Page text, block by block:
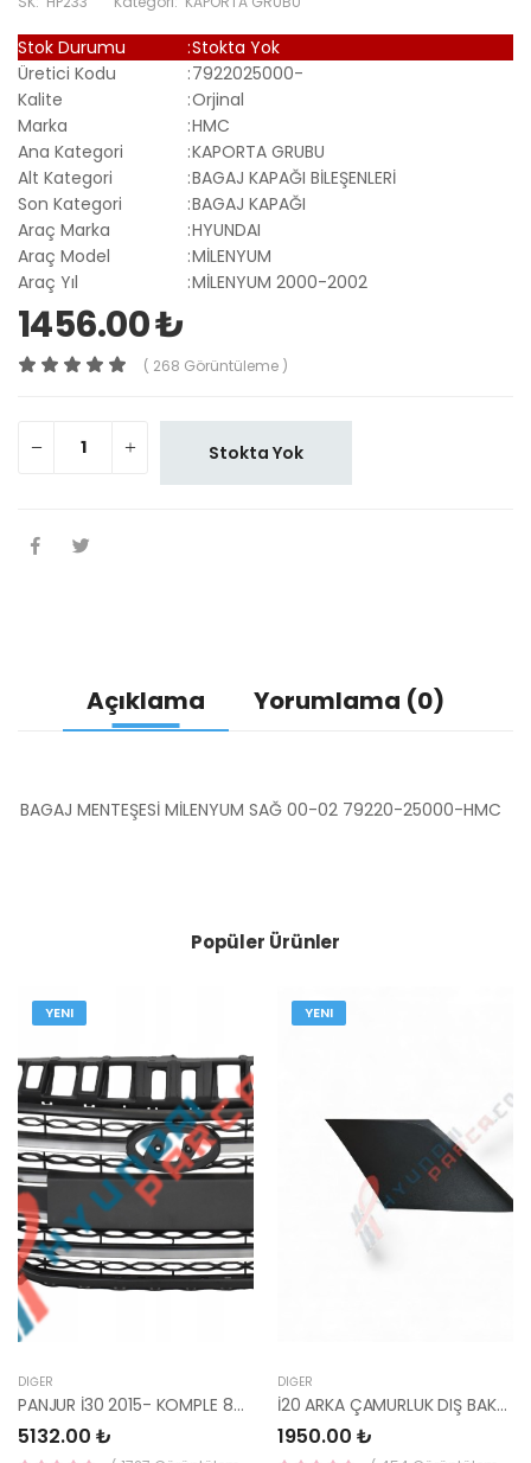
Stok Durumu :Stokta Yok
Üretici Kodu
:7922025000-
Kalite
:Orjinal
Marka
:HMC
Ana Kategori
:KAPORTA GRUBU
Alt Kategori
:BAGAJ KAPAĞI BİLEŞENLERİ
Son Kategori
:BAGAJ KAPAĞI
Araç Marka
:HYUNDAI
Araç Model
:MİLENYUM
Araç Yıl
:MİLENYUM 2000-2002
1456.00 ₺
( 268 Görüntüleme )
Stokta Yok
Açıklama Yorumlama (0)
BAGAJ MENTEŞESİ MİLENYUM SAĞ 00-02 79220-25000-HMC
Popüler Ürünler
YENI
DIĞER
PANJUR İ30 2015- KOMPLE 86350-A6800-YS
5132.00 ₺
YENI
DIĞER
İ20 ARKA ÇAMURLUK DIŞ BAKALİTİ SOL 2015- ( PARLAK SİYAH ) 87360-C8000-YS
1950.00 ₺